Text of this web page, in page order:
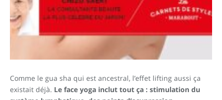
Comme le gua sha qui est ancestral, l’effet lifting aussi ça
existait déjà. Le face yoga inclut tout ça : stimulation du